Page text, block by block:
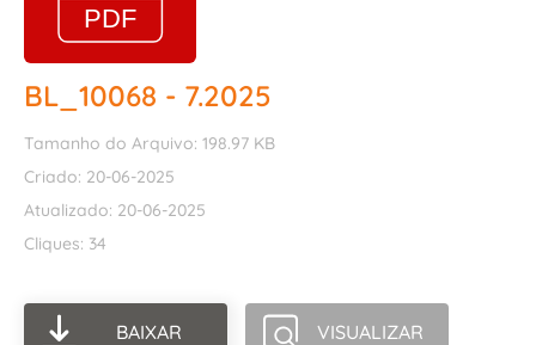
BL_10068 - 7.2025
Tamanho do Arquivo: 198.97 KB
Criado: 20-06-2025
Atualizado: 20-06-2025
Cliques: 34
BAIXAR VISUALIZAR